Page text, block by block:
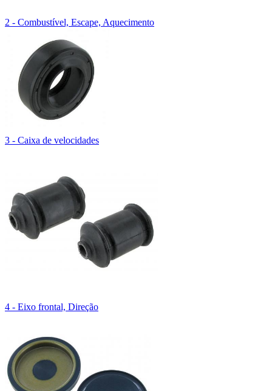
2 - Combustível, Escape, Aquecimento
3 - Caixa de velocidades
4 - Eixo frontal, Direção